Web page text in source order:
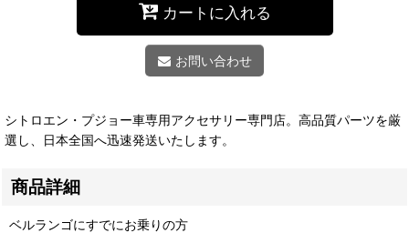
カートに入れる
お問い合わせ
シトロエン・プジョー車専用アクセサリー専門店。高品質パーツを厳
選し、日本全国へ迅速発送いたします。
商品詳細
ベルランゴにすでにお乗りの方